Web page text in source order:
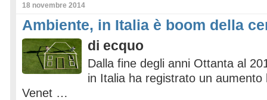
18 novembre 2014
Ambiente, in Italia è boom della
di ecquo
Dalla fine degli anni Ottanta al
in Italia ha registrato un
Venet …